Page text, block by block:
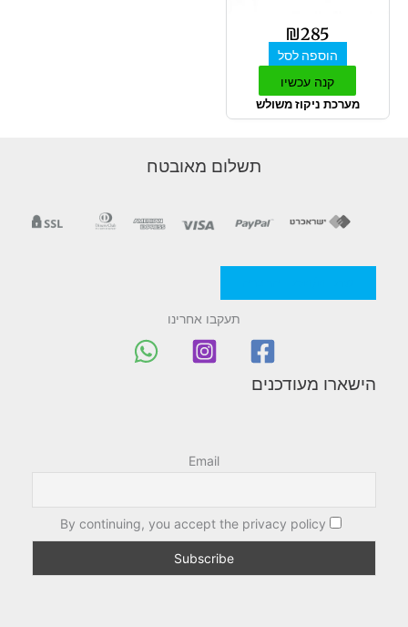
₪285
הוספה לסל
קנה עכשיו
מערכת ניקוז משולש
תשלום מאובטח
תעקבו אחרינו
הישארו מעודכנים
Email
By continuing, you accept the privacy policy